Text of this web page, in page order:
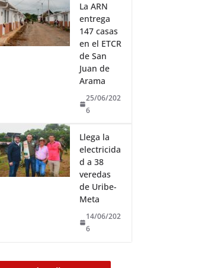
La ARN
entrega
147 casas
en el ETCR
de San
Juan de
Arama
25/06/202
6
Llega la
electricida
d a 38
veredas
de Uribe-
Meta
14/06/202
6